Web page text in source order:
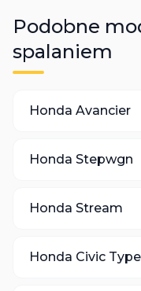
Podobne
spalaniem
Honda Avancier
Honda Stepwgn
Honda Stream
Honda Civic